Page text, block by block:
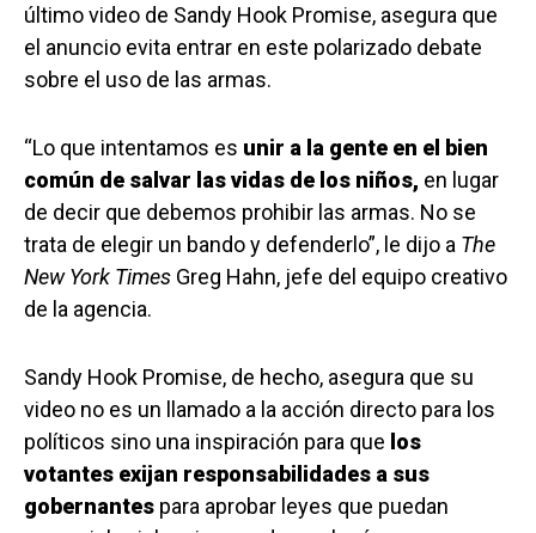
último video de Sandy Hook Promise, asegura que
el anuncio evita entrar en este polarizado debate
sobre el uso de las armas.
“Lo que intentamos es unir a la gente en el bien
común de salvar las vidas de los niños, en lugar
de decir que debemos prohibir las armas. No se
trata de elegir un bando y defenderlo”, le dijo a The
New York Times Greg Hahn, jefe del equipo creativo
de la agencia.
Sandy Hook Promise, de hecho, asegura que su
video no es un llamado a la acción directo para los
políticos sino una inspiración para que los
votantes exijan responsabilidades a sus
gobernantes para aprobar leyes que puedan